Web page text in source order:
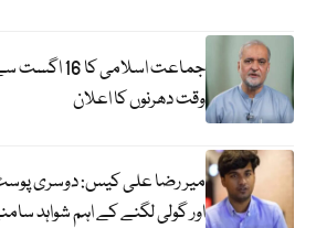
جماعت
وقت دھرنوں کا اعلان
میر رضا علی کیس: دوسری
اور گولی لگنے کے اہم شواہد